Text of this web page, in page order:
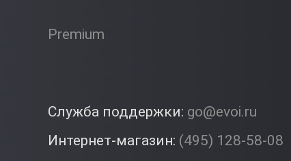
Premium
Служба поддержки: go@evoi.ru
Интернет-магазин: (495) 128-58-08